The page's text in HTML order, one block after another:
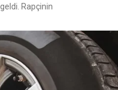
Rapçinin